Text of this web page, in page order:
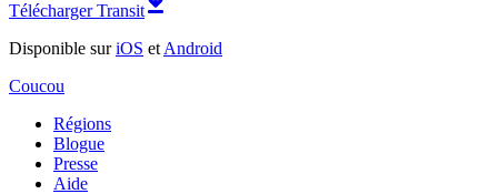
Télécharger Transit
Disponible suriOS et Android
Coucou
Régions
Blogue
Presse
Aide